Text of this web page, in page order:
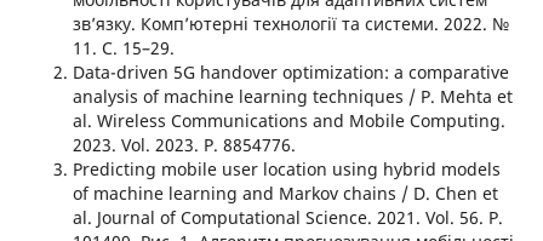
зв’язку. Комп’ютерні технології та системи. 2022. №
11. С. 15–29.
Data-driven 5G handover optimization: a comparative
analysis of machine learning techniques / P. Mehta et
al. Wireless Communications and Mobile Computing.
2023. Vol. 2023. P. 8854776.
Predicting mobile user location using hybrid models
of machine learning and Markov chains / D. Chen et
al. Journal of Computational Science. 2021. Vol. 56. P.